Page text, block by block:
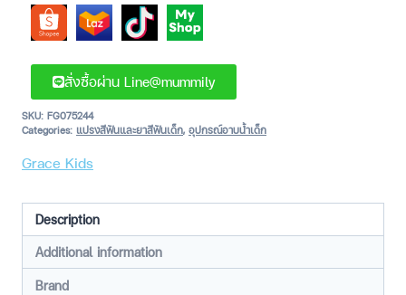
สั่งซื้อผ่าน Line@mummily
SKU: FG075244
Categories: แปรงสีฟันและยาสีฟันเด็ก, อุปกรณ์อาบน้ำเด็ก
Grace Kids
Description
Additional information
Brand